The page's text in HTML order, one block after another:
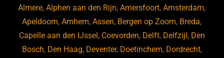
o
o
k
n
Almere,Alphen aan den Rijn,Amersfoort,Amsterdam,
Apeldoorn,Arnhem,Assen, Bergen op Zoom, Breda,
Capelle aan den IJssel, Coevorden, Delft, Delfzijl, Den
Bosch, Den Haag, Deventer, Doetinchem, Dordrecht,